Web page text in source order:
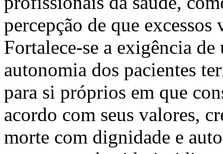
percepção de que
Fortalece-se a exigência
autonomia dos pacientes
para si próprios em que
acordo com seus valores,
morte com dignidade e